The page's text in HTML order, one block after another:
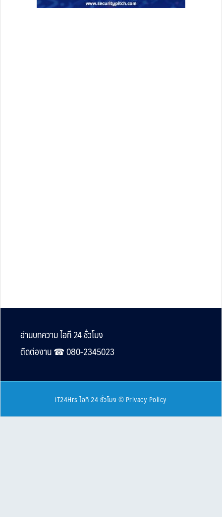
Footer
อ่านบทความ ไอที 24 ชั่วโมง
ติดต่องาน ☎︎ 080-2345023
iT24Hrs ไอที 24 ชั่วโมง © Privacy Policy